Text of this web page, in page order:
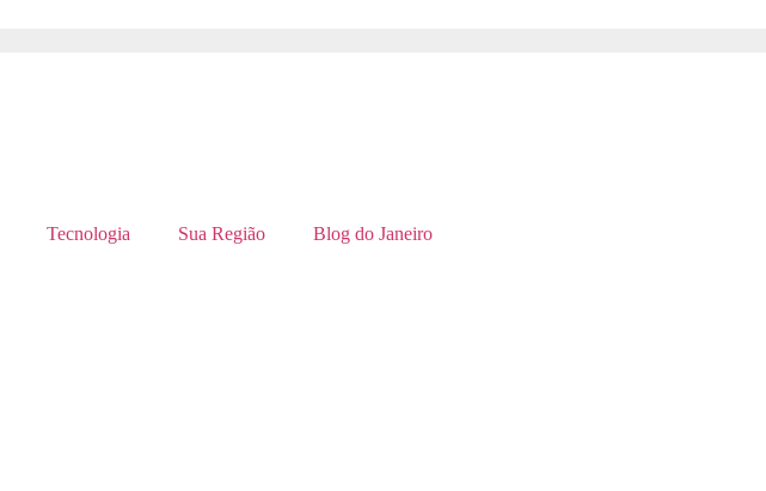
Tecnologia Sua Região Blog do Janeiro